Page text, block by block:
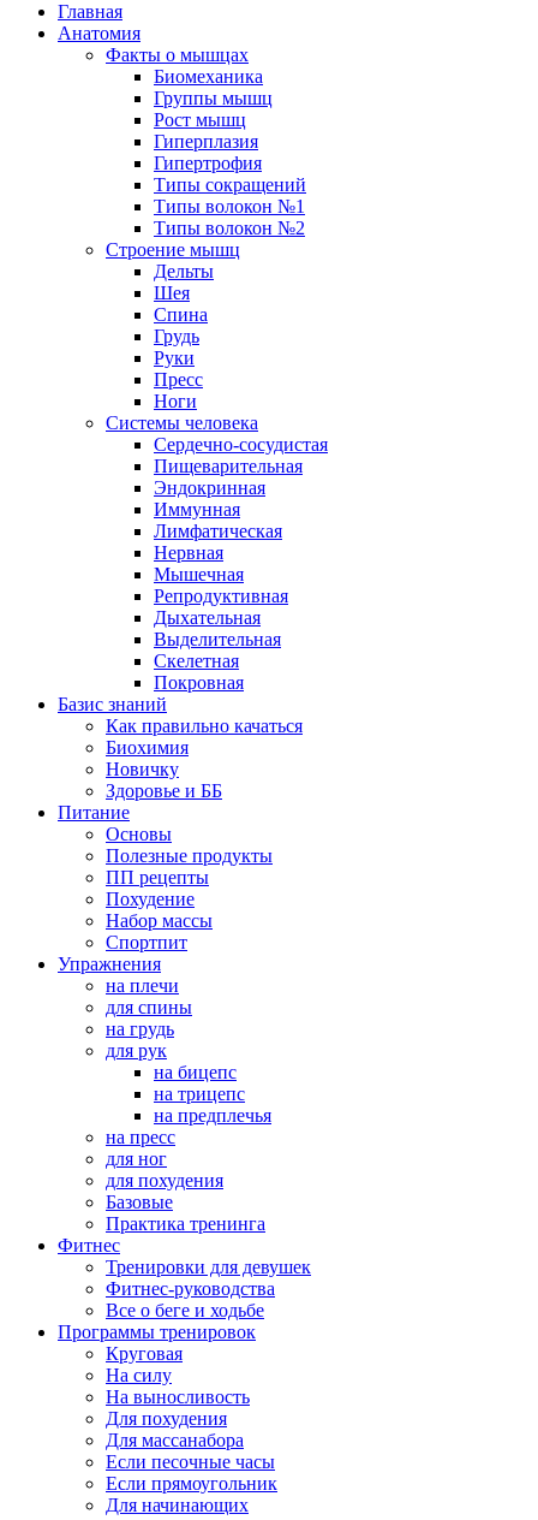
Главная
Анатомия
Факты о мышцах
Биомеханика
Группы мышц
Рост мышц
Гиперплазия
Гипертрофия
Типы сокращений
Типы волокон №1
Типы волокон №2
Строение мышц
Дельты
Шея
Спина
Грудь
Руки
Пресс
Ноги
Системы человека
Сердечно-сосудистая
Пищеварительная
Эндокринная
Иммунная
Лимфатическая
Нервная
Мышечная
Репродуктивная
Дыхательная
Выделительная
Скелетная
Покровная
Базис знаний
Как правильно качаться
Биохимия
Новичку
Здоровье и ББ
Питание
Основы
Полезные продукты
ПП рецепты
Похудение
Набор массы
Спортпит
Упражнения
на плечи
для спины
на грудь
для рук
на бицепс
на трицепс
на предплечья
на пресс
для ног
для похудения
Базовые
Практика тренинга
Фитнес
Тренировки для девушек
Фитнес-руководства
Все о беге и ходьбе
Программы тренировок
Круговая
На силу
На выносливость
Для похудения
Для массанабора
Если песочные часы
Если прямоугольник
Для начинающих